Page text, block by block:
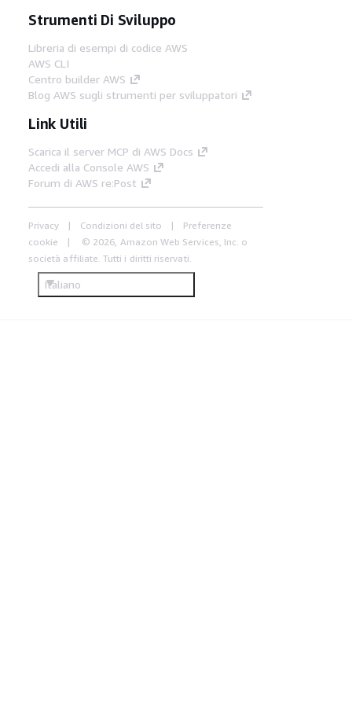
Strumenti Di Sviluppo
Libreria di esempi di codice AWS
AWS CLI
Centro builder AWS
Blog AWS sugli strumenti per sviluppatori
Link Utili
Scarica il server MCP di AWS Docs
Accedi alla Console AWS
Forum di AWS re:Post
Privacy Condizioni del sito
Preferenze
cookie
© 2026, Amazon Web Services, Inc. o
società affiliate. Tutti i diritti riservati.
Italiano